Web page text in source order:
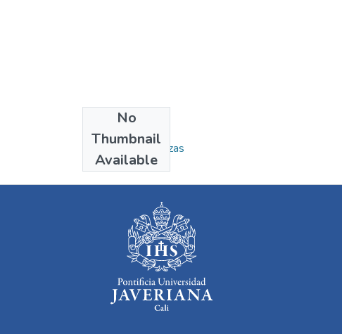
No
Thumbnail
Available
Collections
Maestría en Finanzas